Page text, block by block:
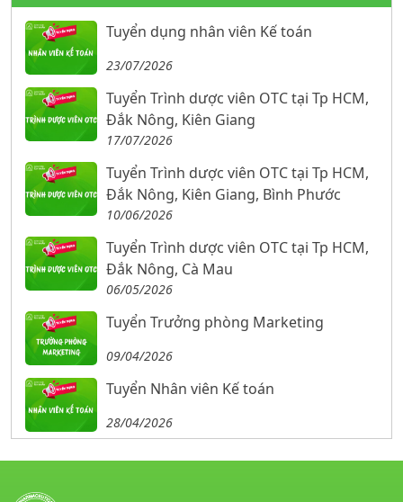
Tuyển dụng nhân viên Kế toán
23/07/2026
Tuyển Trình dược viên OTC tại Tp HCM,
Đắk Nông, Kiên Giang
17/07/2026
Tuyển Trình dược viên OTC tại Tp HCM,
Đắk Nông, Kiên Giang, Bình Phước
10/06/2026
Tuyển Trình dược viên OTC tại Tp HCM,
Đắk Nông, Cà Mau
06/05/2026
Tuyển Trưởng phòng Marketing
09/04/2026
Tuyển Nhân viên Kế toán
28/04/2026